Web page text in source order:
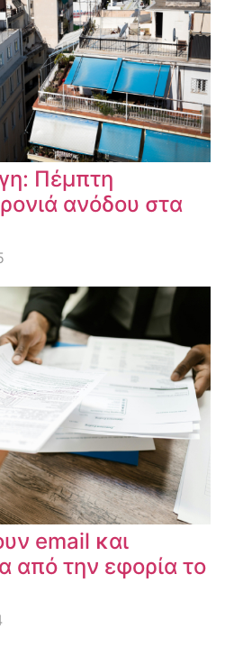
Πέμπτη
ανόδου στα
email και
από την εφορία το